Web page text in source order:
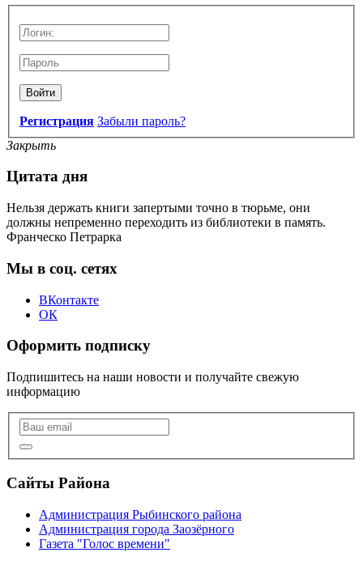
Войти
Регистрация Забыли пароль?
Закрыть
Цитата дня
Нельзя держать книги запертыми точно в тюрьме, они
должны непременно переходить из библиотеки в память.
Франческо Петрарка
Мы в соц. сетях
ВКонтакте
ОК
Оформить подписку
Подпишитесь на наши новости и получайте свежую
информацию
Сайты Района
Администрация Рыбинского района
Администрация города Заозёрного
Газета "Голос времени"